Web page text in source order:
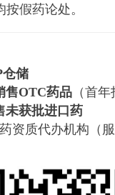
假药论处。
仓储
售OTC药品 （首
未获批进口药
资质代办机构（服